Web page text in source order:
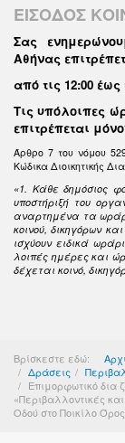
ΕΙΣΟΔΟΣ
Σας
Αθήνας
από τις 12:00 έως
Τις υπόλοιπες
επιτρέπεται
Άρθρο 7 του νόμου
Κώδικα Διοικητικής
«1. Κάθε δημόσιος
υποστήριξή του
αναρτημένα τα
κοινού, δικηγόρων
ισχύουν ειδικά
λοιπές ημέρες και
δέχεται κοινό,
Βρίσκεστε εδώ:
Δράσεις
Επιμορφωτικό δια
«Περιβαλλοντικές
Οδού στο Ποικίλο